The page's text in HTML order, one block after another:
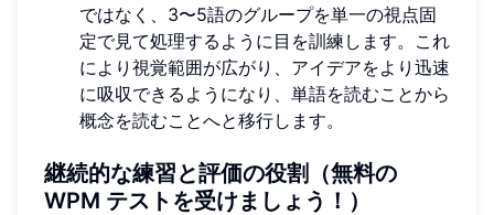
ではなく、3〜5語のグループを単一の視点固
定で見て処理するように目を訓練します。これ
により視覚範囲が広がり、アイデアをより迅速
に吸収できるようになり、単語を読むことから
概念を読むことへと移行します。
継続的な練習と評価の役割（無料の
WPM テストを受けましょう！）